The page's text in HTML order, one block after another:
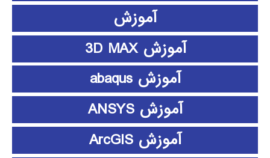
آموزش
آموزش 3D MAX
آموزش abaqus
آموزش ANSYS
آموزش ArcGIS